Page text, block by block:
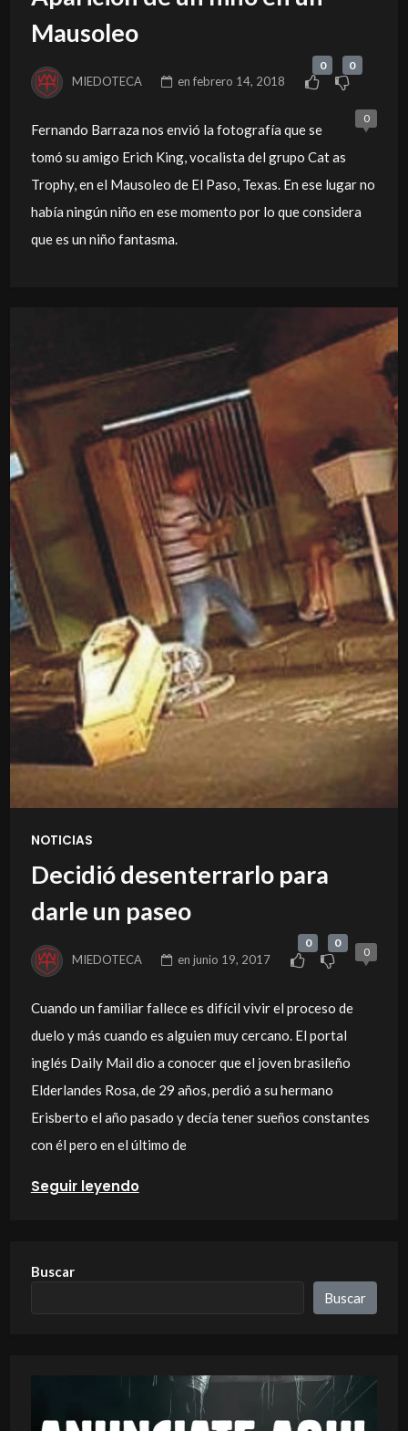
Mausoleo
MIEDOTECA enfebrero 14, 2018
0 0
0
Fernando Barraza nos envió la fotografía que se
tomó su amigo Erich King, vocalista del grupo Cat as
Trophy, en el Mausoleo de El Paso, Texas. En ese lugar no
había ningún niño en ese momento por lo que considera
que es un niño fantasma.
NOTICIAS
Decidió desenterrarlo para
darle un paseo
MIEDOTECA enjunio 19, 2017
0 0
0
Cuando un familiar fallece es difícil vivir el proceso de
duelo y más cuando es alguien muy cercano. El portal
inglés Daily Mail dio a conocer que el joven brasileño
Elderlandes Rosa, de 29 años, perdió a su hermano
Erisberto el año pasado y decía tener sueños constantes
con él pero en el último de
Seguir leyendo
Buscar
Buscar